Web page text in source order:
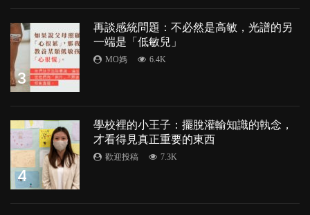
3
再談感統問題：不必然是高敏，光譜的另
一端是「低敏兒」
MO媽 6.4K
4
學校裡的小王子：擺脫灌輸知識的執念，
才看得見真正重要的東西
歡迎投稿 7.3K